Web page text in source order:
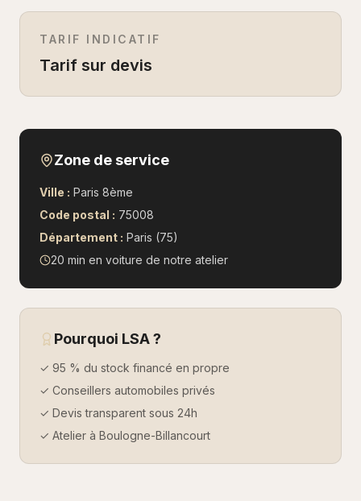
TARIF INDICATIF
Tarif sur devis
Zone de service
Ville : Paris 8ème
Code postal : 75008
Département : Paris (75)
20 min en voiture de notre atelier
Pourquoi LSA ?
✓ 95 % du stock financé en propre
✓ Conseillers automobiles privés
✓ Devis transparent sous 24h
✓ Atelier à Boulogne-Billancourt